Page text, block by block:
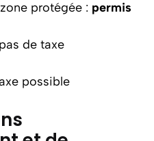
protégée : permis
de taxe
possible